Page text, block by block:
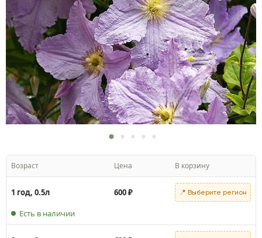
Возраст Цена В корзину
1 год, 0.5л 600₽ 📍 Выберите регион
Есть в наличии